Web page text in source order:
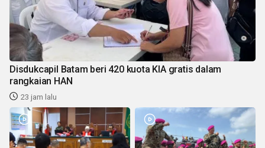
Disdukcapil Batam beri 420 kuota KIA gratis dalam
rangkaian HAN
23 jam lalu